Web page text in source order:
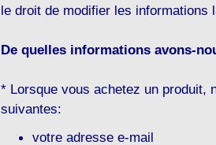
le droit de modifier les informations
De quelles informations avons-
* Lorsque vous achetez un produit,
suivantes:
votre adresse e-mail